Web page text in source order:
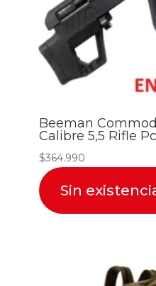
Beeman
Calibre 5,5 Rifle
$364.990
Sin